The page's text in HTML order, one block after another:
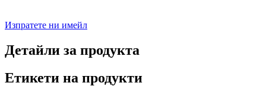
Изпратете ни имейл
Детайли за продукта
Етикети на продукти